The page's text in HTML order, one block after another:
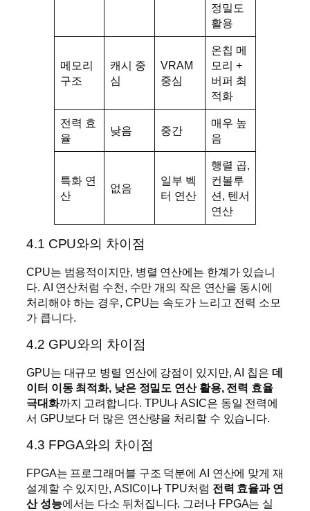
정밀도
활용
메모리
구조
캐시 중
심
VRAM
중심
온칩 메
모리 +
버퍼 최
적화
전력 효
율
낮음 중간
매우 높
음
특화 연
산
없음
일부 벡
터 연산
행렬 곱,
컨볼루
션, 텐서
연산
4.1 CPU와의 차이점
CPU는 범용적이지만, 병렬 연산에는 한계가 있습니
다. AI 연산처럼 수천, 수만 개의 작은 연산을 동시에
처리해야 하는 경우, CPU는 속도가 느리고 전력 소모
가 큽니다.
4.2 GPU와의 차이점
GPU는 대규모 병렬 연산에 강점이 있지만, AI 칩은 데
이터 이동 최적화, 낮은 정밀도 연산 활용, 전력 효율
극대화까지 고려합니다. TPU나 ASIC은 동일 전력에
서 GPU보다 더 많은 연산량을 처리할 수 있습니다.
4.3 FPGA와의 차이점
FPGA는 프로그래머블 구조 덕분에 AI 연산에 맞게 재
설계할 수 있지만, ASIC이나 TPU처럼 전력 효율과 연
산 성능에서는 다소 뒤처집니다. 그러나 FPGA는 실